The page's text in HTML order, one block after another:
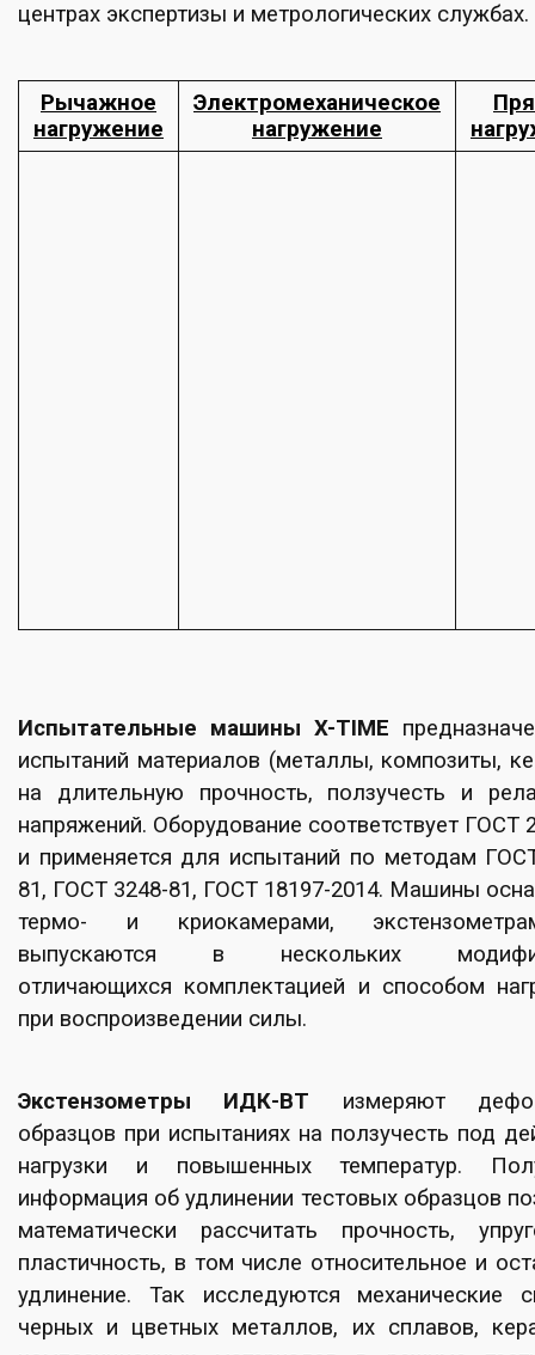
центрах экспертизы и метрологических службах.
Рычажное
нагружение
Электромеханическое
нагружение
Испытательные машины X-TIME
испытаний материалов (металлы, композиты,
на длительную прочность, ползучесть и
напряжений. Оборудование соответствует ГОСТ
и применяется для испытаний по методам
81, ГОСТ 3248-81, ГОСТ 18197-2014. Машины
термо- и криокамерами,
выпускаются в нескольких
отличающихся комплектацией и способом
при воспроизведении силы.
Экстензометры ИДК-ВТ измеряют
образцов при испытаниях на ползучесть под
нагрузки и повышенных температур.
информация об удлинении тестовых образцов
математически рассчитать прочность,
пластичность, в том числе относительное и
удлинение. Так исследуются механические
черных и цветных металлов, их сплавов,